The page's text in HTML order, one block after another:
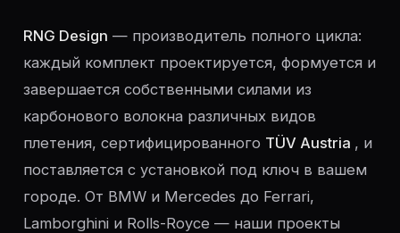
RNG Design — производитель полного цикла:
каждый комплект проектируется, формуется и
завершается собственными силами из
карбонового волокна различных видов
плетения, сертифицированного TÜV Austria , и
поставляется с установкой под ключ в вашем
городе. От BMW и Mercedes до Ferrari,
Lamborghini и Rolls-Royce — наши проекты